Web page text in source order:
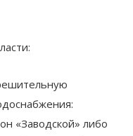
«Заводской» либо